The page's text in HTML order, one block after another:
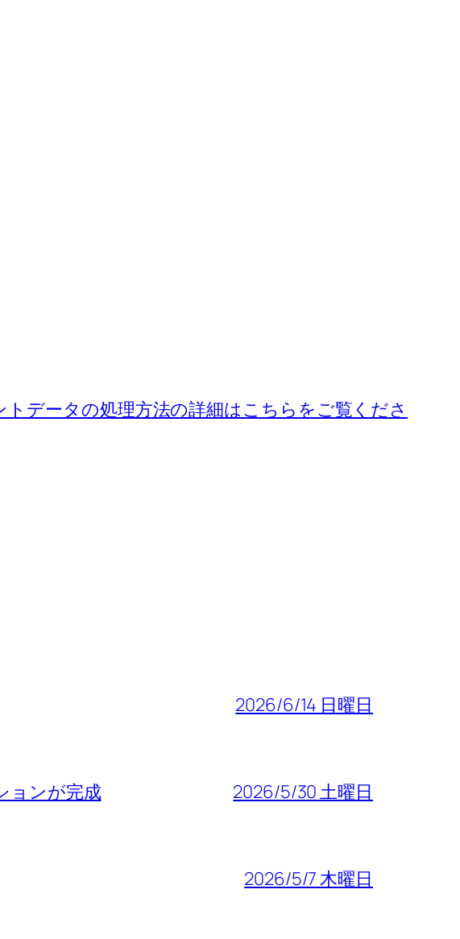
トデータの処理方法の詳細はこちらをご覧くださ
2026/6/14 日曜日
ョンが完成 2026/5/30 土曜日
2026/5/7 木曜日